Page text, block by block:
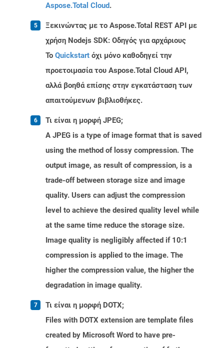
Aspose.Total Cloud.
Ξεκινώντας με το Aspose.Total REST API με
χρήση Nodejs SDK: Οδηγός για αρχάριους
Το Quickstart όχι μόνο καθοδηγεί την
προετοιμασία του Aspose.Total Cloud API,
αλλά βοηθά επίσης στην εγκατάσταση των
απαιτούμενων βιβλιοθήκες.
Τι είναι η μορφή JPEG;
A JPEG is a type of image format that is saved
using the method of lossy compression. The
output image, as result of compression, is a
trade-off between storage size and image
quality. Users can adjust the compression
level to achieve the desired quality level while
at the same time reduce the storage size.
Image quality is negligibly affected if 10:1
compression is applied to the image. The
higher the compression value, the higher the
degradation in image quality.
Τι είναι η μορφή DOTX;
Files with DOTX extension are template files
created by Microsoft Word to have pre-